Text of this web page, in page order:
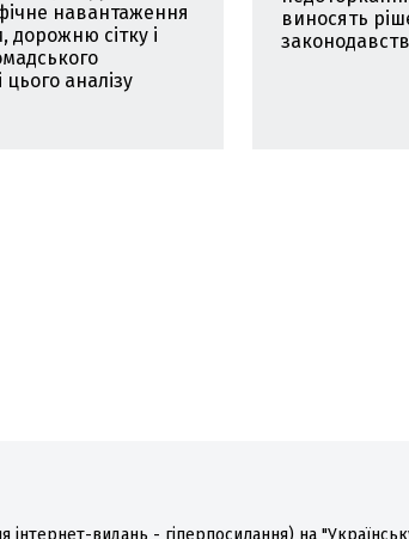
навантаження
дорожню сітку і
цього аналізу
виносять
видань - гіперпосилання) на